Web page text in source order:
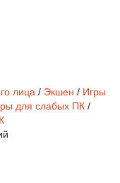
лица / Экшен / Игры
для слабых ПК /